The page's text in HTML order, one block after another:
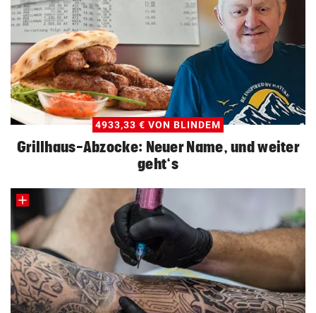
4933,33 € VON BLINDEM
Grillhaus-Abzocke: Neuer Name, und weiter
geht‘s